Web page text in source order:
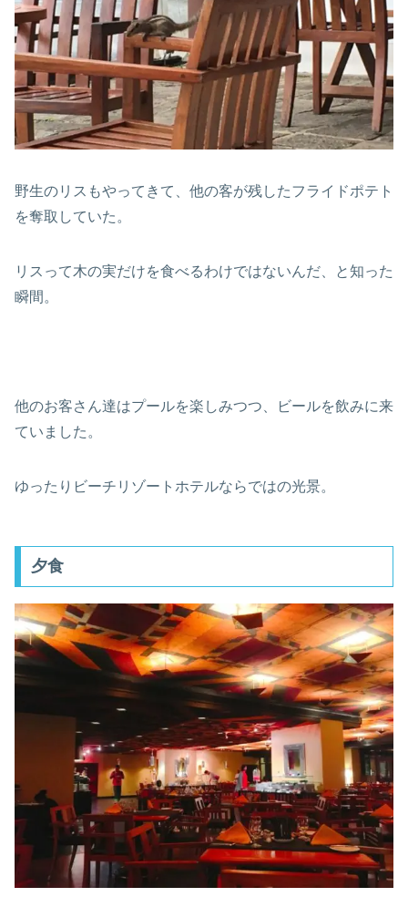
野生のリスもやってきて、他の客が残したフライドポテト
を奪取していた。
リスって木の実だけを食べるわけではないんだ、と知った
瞬間。
他のお客さん達はプールを楽しみつつ、ビールを飲みに来
ていました。
ゆったりビーチリゾートホテルならではの光景。
夕食